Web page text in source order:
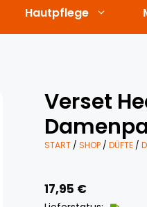
Hautpflege
Verset
START / SHOP / DÜFTE /
17,95 €